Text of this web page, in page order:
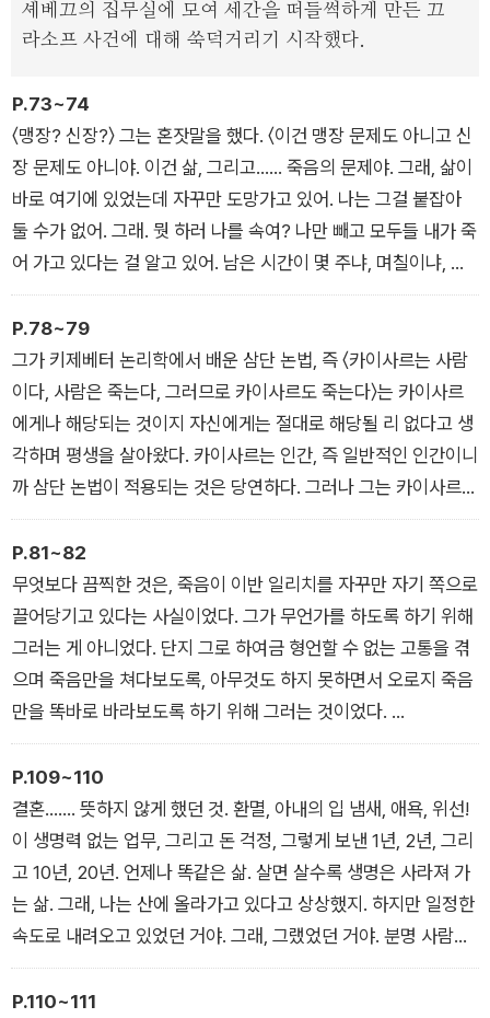
단편 '광인의 수기'는 죽음에 대한 공포로 정신적인 고통을 겪는
무렵 집필되어 똘스또이 사후인 1912년에 출간된 미완의 단편으
로, 여행 중 작은 마을의 여관방에서 갑작스레 엄습한 우울과 공
포에 시달렸던 똘스또이 자신의 자전적 체험을 바탕으로 하고 있
다.
셰베끄의 집무실에 모여 세간을 떠들썩하게 만든 끄
라소프 사건에 대해 쑥덕거리기 시작했다.
P.73~74
〈맹장? 신장?〉 그는 혼잣말을 했다. 〈이건 맹장 문제도 아니고 신
장 문제도 아니야. 이건 삶, 그리고…… 죽음의 문제야. 그래, 삶이
바로 여기에 있었는데 자꾸만 도망가고 있어. 나는 그걸 붙잡아
둘 수가 없어. 그래. 뭣 하러 나를 속여? 나만 빼고 모두들 내가 죽
어 가고 있다는 걸 알고 있어. 남은 시간이 몇 주냐, 며칠이냐, 그
것만이 문제야. 어쩌면 지금 당장일 수도 있어. 빛이 있었지만 이
제 캄캄한 어둠뿐이야. 나도 여기 있었지만, 곧 그리로 가겠지! 그
런데 그게 어디지?
- 「이반 일리치의 죽음」 중에서
P.78~79
그가 키제베터 논리학에서 배운 삼단 논법, 즉 〈카이사르는 사람
이다, 사람은 죽는다, 그러므로 카이사르도 죽는다〉는 카이사르
에게나 해당되는 것이지 자신에게는 절대로 해당될 리 없다고 생
각하며 평생을 살아왔다. 카이사르는 인간, 즉 일반적인 인간이니
까 삼단 논법이 적용되는 것은 당연하다. 그러나 그는 카이사르,
즉 일반적인 인간이 아니었고, 항상 다른 모든 존재들과 구분되는
특별한, 아주 특별한 존재였다. 그는 엄마와 아빠, 미짜, 볼로자,
장난감들과 마부와 유모와 까쩬까와 함께한 바냐, 유년 시절과 소
년 시절과 청년 시절의 기쁨과 슬픔과 환희를 간직한 바로 그 바
냐였다. 어떻게 내가 그토록 좋아하던 줄무늬 가죽 공의 냄새를
카이사르가 맡을 수 있단 말인가! 어떻게 카이사르가 어머니의 손
에 나처럼 그렇게 다정하게 입을 맞출 수 있단 말인가? 어떻게 어
머니의 비단 옷이 사각거리는 소리가 카이사르의 귀에도 들린단
말인가? 카이사르도 고기만두 한 조각 때문에 법률 학교에서 소
동을 피울 수 있어? 카이사르도 사랑에 빠질 수 있어? 카이사르
도 재판을 진행할 수 있냐고?
그렇다, 카이사르는 분명히 필멸의 인간이니 그가 죽는 것은 당연
하다. 그렇지만 나, 바냐, 수많은 감정과 생각을 가진 이반 일리치
에게 그건 전혀 다른 문제다. 내가 죽어야 한다는 것은 절대로 있
을 수 없는 일이다. 그건 너무 끔찍한 일이다.
- 「이반 일리치의 죽음」 중에서
P.81~82
무엇보다 끔찍한 것은, 죽음이 이반 일리치를 자꾸만 자기 쪽으로
끌어당기고 있다는 사실이었다. 그가 무언가를 하도록 하기 위해
그러는 게 아니었다. 단지 그로 하여금 형언할 수 없는 고통을 겪
으며 죽음만을 쳐다보도록, 아무것도 하지 못하면서 오로지 죽음
만을 똑바로 바라보도록 하기 위해 그러는 것이었다.
- 「이반 일리치의 죽음」 중에서
P.109~110
결혼……. 뜻하지 않게 했던 것. 환멸, 아내의 입 냄새, 애욕, 위선!
이 생명력 없는 업무, 그리고 돈 걱정, 그렇게 보낸 1년, 2년, 그리
고 10년, 20년. 언제나 똑같은 삶. 살면 살수록 생명은 사라져 가
는 삶. 그래, 나는 산에 올라가고 있다고 상상했지. 하지만 일정한
속도로 내려오고 있었던 거야. 그래, 그랬었던 거야. 분명 사람들
눈에 나는 올라가고 있었어. 하지만 정확하게 그만큼씩 삶은 내
발아래서 멀어져 가고 있었던 거야……. 그래, 다 끝났어. 죽는 것
P.110~111